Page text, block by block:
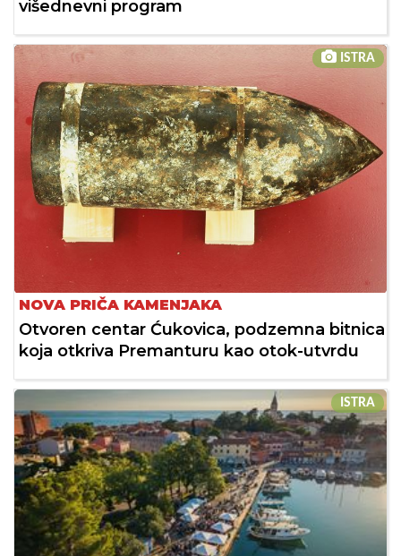
višednevni program
ISTRA
NOVA PRIČA KAMENJAKA
Otvoren centar Ćukovica, podzemna bitnica
koja otkriva Premanturu kao otok-utvrdu
ISTRA